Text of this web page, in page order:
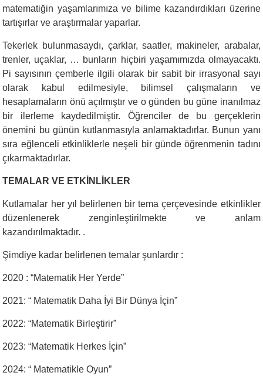
matematiğin yaşamlarımıza ve bilime kazandırdıkları üzerine
tartışırlar ve araştırmalar yaparlar.
Tekerlek bulunmasaydı, çarklar, saatler, makineler, arabalar,
trenler, uçaklar, … bunların hiçbiri yaşamımızda olmayacaktı.
Pi sayısının çemberle ilgili olarak bir sabit bir irrasyonal sayı
olarak kabul edilmesiyle, bilimsel çalışmaların ve
hesaplamaların önü açılmıştır ve o günden bu güne inanılmaz
bir ilerleme kaydedilmiştir. Öğrenciler de bu gerçeklerin
önemini bu günün kutlanmasıyla anlamaktadırlar. Bunun yanı
sıra eğlenceli etkinliklerle neşeli bir günde öğrenmenin tadını
çıkarmaktadırlar.
TEMALAR VE ETKİNLİKLER
Kutlamalar her yıl belirlenen bir tema çerçevesinde etkinlikler
düzenlenerek zenginleştirilmekte ve anlam
kazandırılmaktadır. .
Şimdiye kadar belirlenen temalar şunlardır :
2020 : “Matematik Her Yerde”
2021: “ Matematik Daha İyi Bir Dünya İçin”
2022: “Matematik Birleştirir”
2023: “Matematik Herkes İçin”
2024: “ Matematikle Oyun”